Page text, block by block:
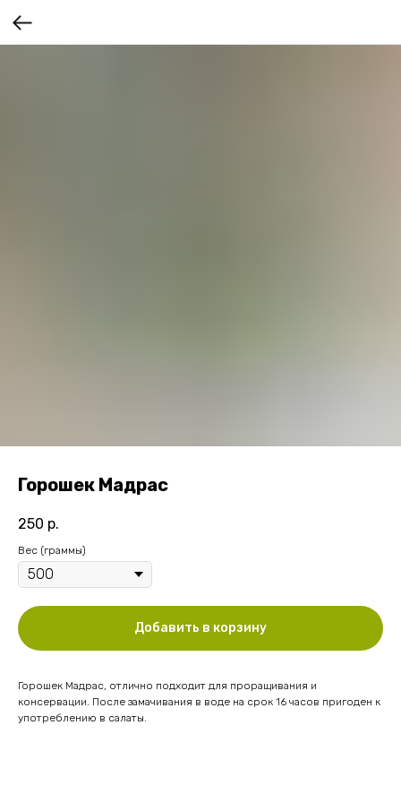
Горошек Мадрас
250 р.
Вес (граммы)
Добавить в корзину
Горошек Мадрас, отлично подходит для проращивания и
консервации. После замачивания в воде на срок 16 часов пригоден к
употреблению в салаты.